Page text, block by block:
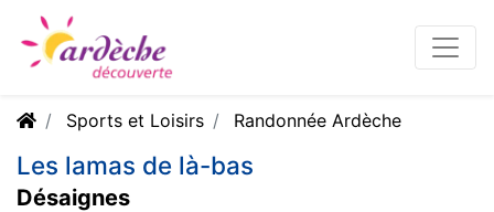
Sports et Loisirs Randonnée Ardèche
Les lamas de là-bas
Désaignes